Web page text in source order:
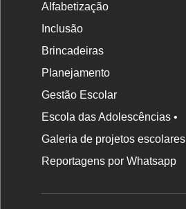
Alfabetização
Inclusão
Brincadeiras
Planejamento
Gestão Escolar
Escola das Adolescências •
Galeria de projetos escolares
Reportagens por Whatsapp